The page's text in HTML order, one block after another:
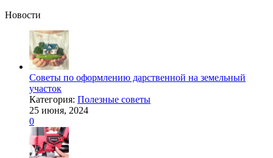
Новости
Советы по оформлению дарственной на земельный
участок
Категория: Полезные советы
25 июня, 2024
0